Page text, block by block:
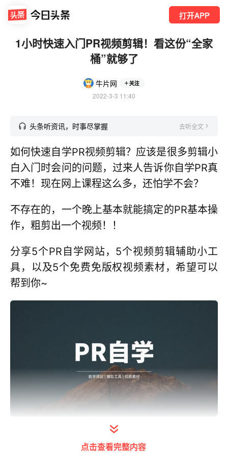
打开APP
1小时快速入门PR视频剪辑！看这份“全家
桶”就够了
牛片网 关注
2022-3-3 11:40
头条听资讯，时事尽掌握 去听全文
如何快速自学PR视频剪辑？应该是很多剪辑小
白入门时会问的问题，过来人告诉你自学PR真
不难！现在网上课程这么多，还怕学不会？
不存在的，一个晚上基本就能搞定的PR基本操
作，粗剪出一个视频！！
分享5个PR自学网站，5个视频剪辑辅助小工
具，以及5个免费免版权视频素材，希望可以
帮到你~
打开今日头条查看图片详情
一、自学网站点击查看完整内容